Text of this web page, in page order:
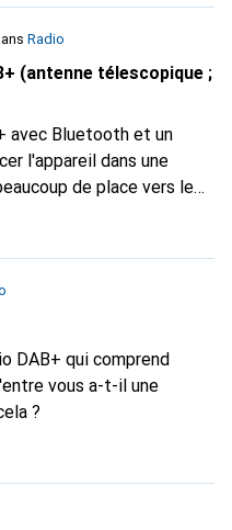
lancer la recherche
un menu plus ou moins
Radio
(antenne télescopique ;
avec Bluetooth et un
l'appareil dans une
de place vers le
antenne télescopique.
pour les radios-
à faisceau (câble
DAB+ qui comprend
vous a-t-il une
?